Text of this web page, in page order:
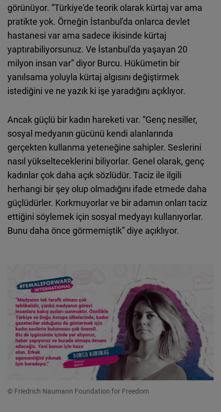
görünüyor. “Türkiye'de teorik olarak kürtaj var ama
pratikte yok. Örneğin İstanbul'da onlarca devlet
hastanesi var ama sadece ikisinde kürtaj
yaptırabiliyorsunuz. Ve İstanbul'da yaşayan 20
milyon insan var” diyor Burcu. Hükümetin bir
yanılsama yoluyla kürtaj algısını değiştirmek
istediğini ve ne yazık ki işe yaradığını açıklıyor.
Ancak güçlü bir kadın hareketi var. “Genç nesiller,
sosyal medyanın gücünü kendi alanlarında
gerçekten kullanma yeteneğine sahipler. Seslerini
nasıl yükselteceklerini biliyorlar. Genel olarak, genç
kadınlar çok daha açık sözlüdür. Taciz ile ilgili
herhangi bir şey olup olmadığını ifade etmede daha
güçlüdürler. Korkmuyorlar ve bir adamın onları taciz
ettiğini söylemek için sosyal medyayı kullanıyorlar.
Bunu daha önce görmemiştik” diye açıklıyor.
© Friedrich Naumann Foundation for Freedom